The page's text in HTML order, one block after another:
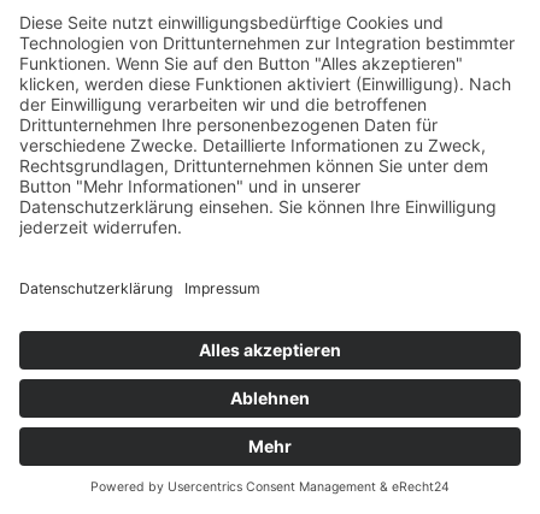
Übersicht
Über uns
Struktur
Team
Suche nach neuen Fachkräften
Für Eltern
Kita-Gespräche
Karriere
Presse
Copyright © 2023 |